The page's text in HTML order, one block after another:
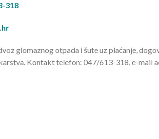
318
glomaznog otpada i šute uz plaćanje,
Kontakt telefon: 047/613-318, e-mail